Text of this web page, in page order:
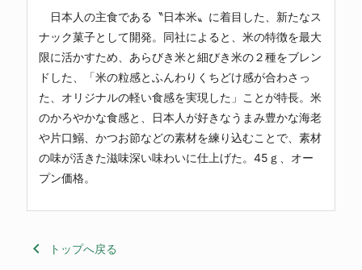
日本人の主食である〝日本米〟に着目した、新たなス
ナック菓子として開発。同社によると、米の特徴を最大
限に活かすため、あらびき米と細びき米の２種をブレン
ドした、「米の粒感とふんわりくちどけ感が合わさっ
た、オリジナルの軽い食感を実現した」ことが特長。米
のかろやかな食感と、日本人が好きなうまみ豊かな海老
や片口鰯、かつお節などの素材を練り込むことで、素材
の味が活きた滋味深い味わいに仕上げた。45ｇ、オー
プン価格。
keyboard_arrow_left トップへ戻る